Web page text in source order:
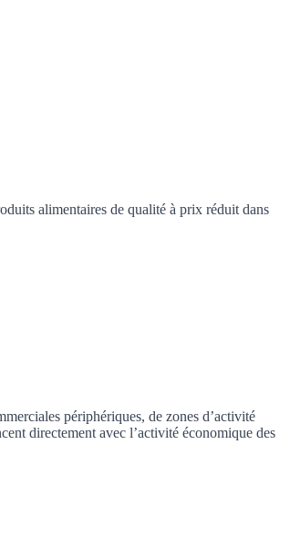
alimentaires de qualité à prix réduit dans
périphériques, de zones d’activité
directement avec l’activité économique des